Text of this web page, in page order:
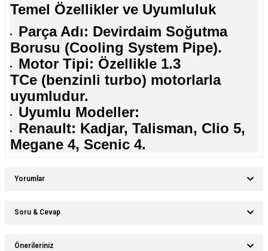
Temel Özellikler ve Uyumluluk
Parça Adı: Devirdaim Soğutma
Borusu (Cooling System Pipe).
Motor Tipi: Özellikle 1.3
TCe (benzinli turbo) motorlarla
uyumludur.
Uyumlu Modeller:
Renault: Kadjar, Talisman, Clio 5,
Megane 4, Scenic 4.
Yorumlar
Soru & Cevap
Önerileriniz